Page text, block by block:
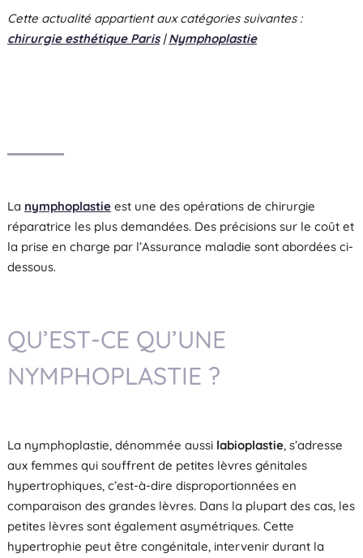
Cette actualité appartient aux catégories suivantes :
chirurgie esthétique Paris|Nymphoplastie
La nymphoplastieest une des opérations de chirurgie
réparatrice les plus demandées. Des précisions sur le coût et
la prise en charge par l’Assurance maladie sont abordées ci-
dessous.
QU’EST-CE QU’UNE
NYMPHOPLASTIE ?
La nymphoplastie, dénommée aussi labioplastie, s’adresse
aux femmes qui souffrent de petites lèvres génitales
hypertrophiques, c’est-à-dire disproportionnées en
comparaison des grandes lèvres. Dans la plupart des cas, les
petites lèvres sont également asymétriques. Cette
hypertrophie peut être congénitale, intervenir durant la